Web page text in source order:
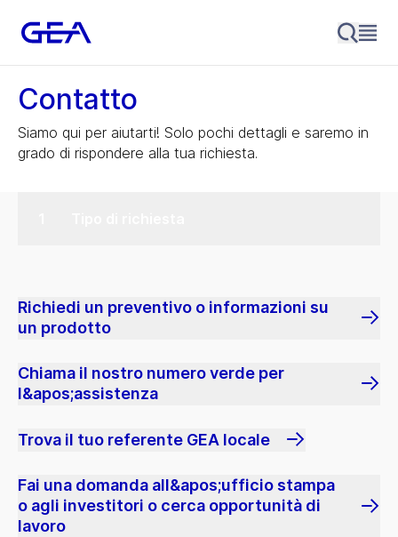
Contatto
Siamo qui per aiutarti! Solo pochi dettagli e saremo in
grado di rispondere alla tua richiesta.
Richiedi un preventivo o informazioni su
un prodotto
Chiama il nostro numero verde per
l&apos;assistenza
Trova il tuo referente GEA locale
Fai una domanda all&apos;ufficio stampa
o agli investitori o cerca opportunità di
lavoro